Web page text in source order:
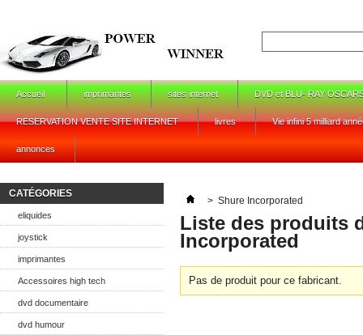
Accueil imprimantes sites internet DVD et BLU- RAY
RESERVATION VENTE SITE INTERNET livres Vie infini 5 milliard
annonces
CATÉGORIES
eliquides
joystick
imprimantes
Accessoires high tech
dvd documentaire
dvd humour
> Shure Incorporated
Liste des produits
Incorporated
Pas de produit pour ce fabricant.